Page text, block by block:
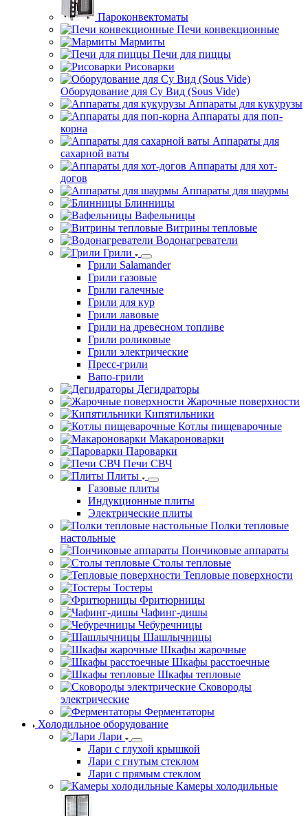
Пароконвектоматы
Печи конвекционные
Мармиты
Печи для пиццы
Рисоварки
Оборудование для Су Вид (Sous Vide)
Аппараты для кукурузы
Аппараты для поп-
корна
Аппараты для
сахарной ваты
Аппараты для хот-
догов
Аппараты для шаурмы
Блинницы
Вафельницы
Витрины тепловые
Водонагреватели
Грили
Грили Salamander
Грили газовые
Грили галечные
Грили для кур
Грили лавовые
Грили на древесном топливе
Грили роликовые
Грили электрические
Пресс-грили
Вапо-грили
Дегидраторы
Жарочные поверхности
Кипятильники
Котлы пищеварочные
Макароноварки
Пароварки
Печи СВЧ
Плиты
Газовые плиты
Индукционные плиты
Электрические плиты
Полки тепловые
настольные
Пончиковые аппараты
Столы тепловые
Тепловые поверхности
Тостеры
Фритюрницы
Чафинг-дишы
Чебуречницы
Шашлычницы
Шкафы жарочные
Шкафы расстоечные
Шкафы тепловые
Сковороды
электрические
Ферментаторы
Холодильное оборудование
Лари
Лари с глухой крышкой
Лари с гнутым стеклом
Лари с прямым стеклом
Камеры холодильные